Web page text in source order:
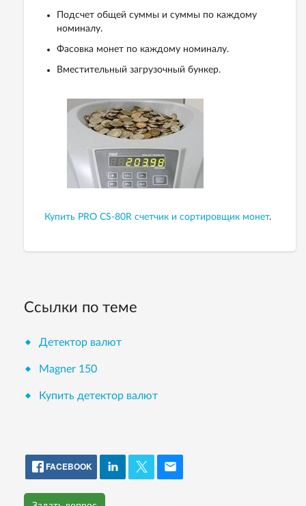
Подсчет общей суммы и суммы по каждому
номиналу.
Фасовка монет по каждому номиналу.
Вместительный загрузочный бункер.
Купить PRO CS-80R счетчик и сортировщик монет.
Ссылки по теме
Детектор валют
Magner 150
Купить детектор валют
FACEBOOK